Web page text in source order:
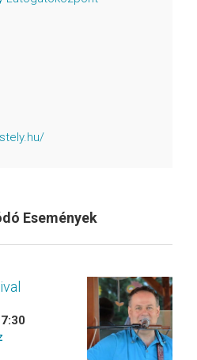
Események